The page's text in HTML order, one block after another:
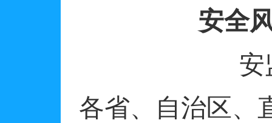
安全
安
各省、自治区、